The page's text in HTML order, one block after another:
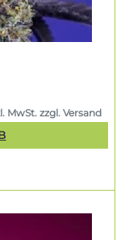
MwSt. zzgl. Versand